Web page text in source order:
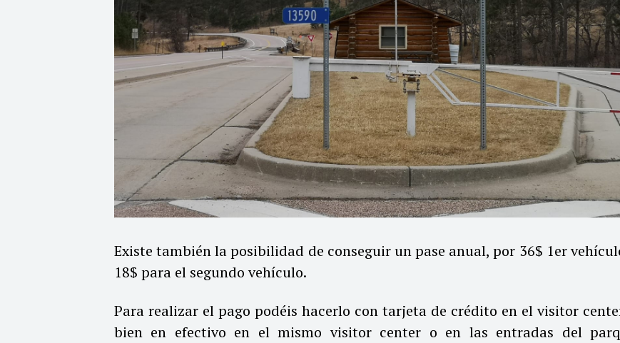
Existe también la posibilidad de conseguir un pase anual, por 36$ 1er
18$ para el segundo vehículo.
Para realizar el pago podéis hacerlo con tarjeta de crédito en el visitor
bien en efectivo en el mismo visitor center o en las entradas del